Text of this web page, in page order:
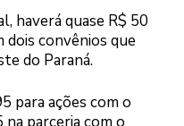
haverá quase R$ 50
convênios que
do Paraná.
para ações com o